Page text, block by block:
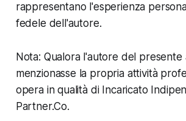
rappresentano l'esperienza
fedele dell'autore.
Nota: Qualora l'autore del presente
menzionasse la propria attività
opera in qualità di Incaricato
Partner.Co.